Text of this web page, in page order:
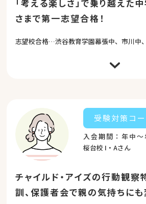
「考える楽しさ」で乗り越えた
さまで第一志望合格！
志望校合格…渋谷教育学園幕張中、市川中
角度から考え、答えを見つけ出す力
した。小学校で学んだことだけで臨
中学受験の過去問を解いていると、
で学んだ」という作図の問題を見せ
図」として学んでいたわけではあり
となることを学んでいたので、問題
き」を感じる瞬間を楽しめたようで
る試験をパスするためのものではな
る時間であったと感じられるのは、
「考える楽しさ」を教えていただい
チャイルド・アイズで学んだ「思考
なく、人間関係など人としてぶつか
受験対策コー
入会期間：年中～
桜台校 I・Aさん
チャイルド・アイズの行動観察
訓、保護者会で親の気持ちに